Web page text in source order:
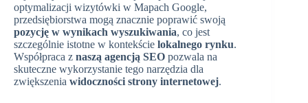
optymalizacji wizytówki w Mapach Google,
przedsiębiorstwa mogą znacznie poprawić swoją
pozycję w wynikach wyszukiwania, co jest
szczególnie istotne w kontekście lokalnego rynku.
Współpraca z naszą agencją SEO pozwala na
skuteczne wykorzystanie tego narzędzia dla
zwiększenia widoczności strony internetowej.